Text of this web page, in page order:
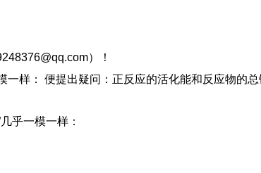
）！
样： 便提出疑问：正反应的活化能和反应物的
乎一模一样：